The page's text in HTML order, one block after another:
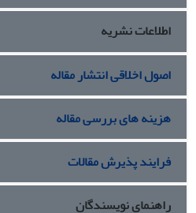
اطلاعات نشریه
اصول اخلاقی انتشار مقاله
هزینه های بررسی مقاله
فرایند پذیرش مقالات
راهنمای نویسندگان